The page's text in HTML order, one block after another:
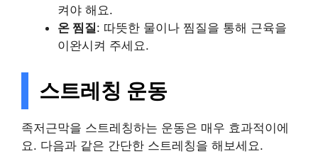
켜야 해요.
온 찜질: 따뜻한 물이나 찜질을 통해 근육을
이완시켜 주세요.
스트레칭 운동
족저근막을 스트레칭하는 운동은 매우 효과적이에
요. 다음과 같은 간단한 스트레칭을 해보세요.